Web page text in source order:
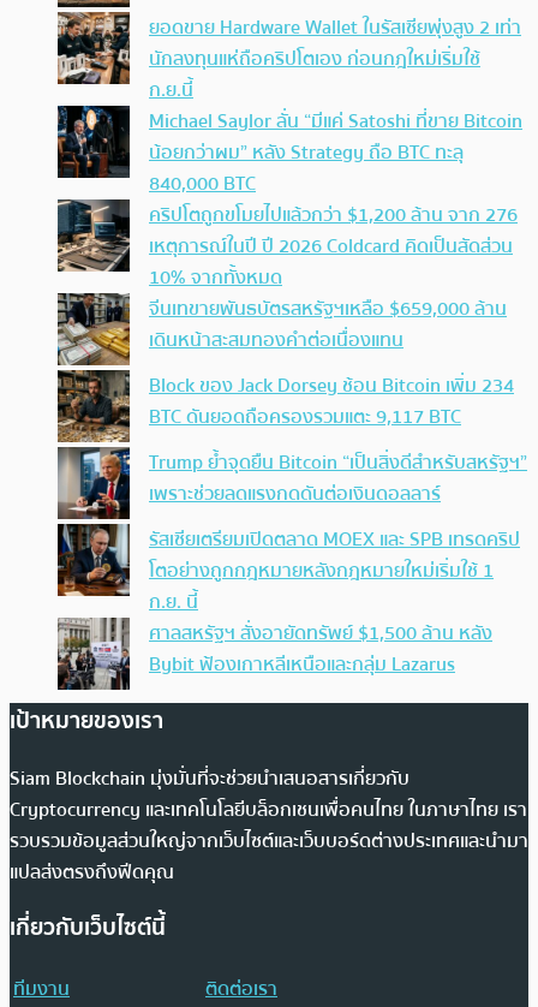
ยอดขาย Hardware Wallet ในรัสเซียพุ่งสูง 2 เท่า
นักลงทุนแห่ถือคริปโตเอง ก่อนกฎใหม่เริ่มใช้
ก.ย.นี้
Michael Saylor ลั่น “มีแค่ Satoshi ที่ขาย Bitcoin
น้อยกว่าผม” หลัง Strategy ถือ BTC ทะลุ
840,000 BTC
คริปโตถูกขโมยไปแล้วกว่า $1,200 ล้าน จาก 276
เหตุการณ์ในปี ปี 2026 Coldcard คิดเป็นสัดส่วน
10% จากทั้งหมด
จีนเทขายพันธบัตรสหรัฐฯเหลือ $659,000 ล้าน
เดินหน้าสะสมทองคำต่อเนื่องแทน
Block ของ Jack Dorsey ช้อน Bitcoin เพิ่ม 234
BTC ดันยอดถือครองรวมแตะ 9,117 BTC
Trump ย้ำจุดยืน Bitcoin “เป็นสิ่งดีสำหรับสหรัฐฯ”
เพราะช่วยลดแรงกดดันต่อเงินดอลลาร์
รัสเซียเตรียมเปิดตลาด MOEX และ SPB เทรดคริป
โตอย่างถูกกฎหมายหลังกฎหมายใหม่เริ่มใช้ 1
ก.ย. นี้
ศาลสหรัฐฯ สั่งอายัดทรัพย์ $1,500 ล้าน หลัง
Bybit ฟ้องเกาหลีเหนือและกลุ่ม Lazarus
เป้าหมายของเรา
Siam Blockchain มุ่งมั่นที่จะช่วยนำเสนอสารเกี่ยวกับ
Cryptocurrency และเทคโนโลยีบล็อกเชนเพื่อคนไทย ในภาษาไทย เรา
รวบรวมข้อมูลส่วนใหญ่จากเว็บไซต์และเว็บบอร์ดต่างประเทศและนำมา
แปลส่งตรงถึงฟีดคุณ
เกี่ยวกับเว็บไซต์นี้
ทีมงาน
ติดต่อเรา